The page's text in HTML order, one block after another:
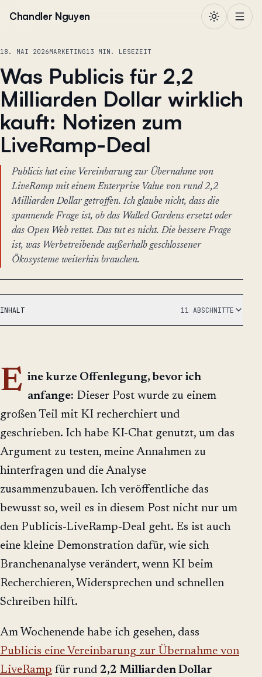
Chandler Nguyen
18. MAI 2026MARKETING13 MIN. LESEZEIT
Was Publicis für 2,2
Milliarden Dollar wirklich
kauft: Notizen zum
LiveRamp-Deal
Publicis hat eine Vereinbarung zur Übernahme von
LiveRamp mit einem Enterprise Value von rund 2,2
Milliarden Dollar getroffen. Ich glaube nicht, dass die
spannende Frage ist, ob das Walled Gardens ersetzt oder
das Open Web rettet. Das tut es nicht. Die bessere Frage
ist, was Werbetreibende außerhalb geschlossener
Ökosysteme weiterhin brauchen.
INHALT 11 ABSCHNITTE
E ine kurze Offenlegung, bevor ich
anfange: Dieser Post wurde zu einem
großen Teil mit KI recherchiert und
geschrieben. Ich habe KI-Chat genutzt, um das
Argument zu testen, meine Annahmen zu
hinterfragen und die Analyse
zusammenzubauen. Ich veröffentliche das
bewusst so, weil es in diesem Post nicht nur um
den Publicis-LiveRamp-Deal geht. Es ist auch
eine kleine Demonstration dafür, wie sich
Branchenanalyse verändert, wenn KI beim
Recherchieren, Widersprechen und schnellen
Schreiben hilft.
Am Wochenende habe ich gesehen, dass
Publicis eine Vereinbarung zur Übernahme von
LiveRamp für rund 2,2 Milliarden Dollar